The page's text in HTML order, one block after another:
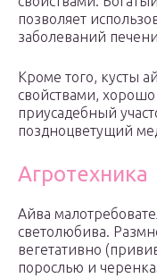
позволяет
заболеваний
Кроме того, кусты
свойствами,
приусадебный
поздноцветущий
Агротехника
Айва
светолюбива.
вегетативно
порослью и